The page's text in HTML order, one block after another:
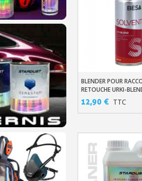
Ajouter Au
BLENDER POUR
RETOUCHE URKI-
12,90 € TTC